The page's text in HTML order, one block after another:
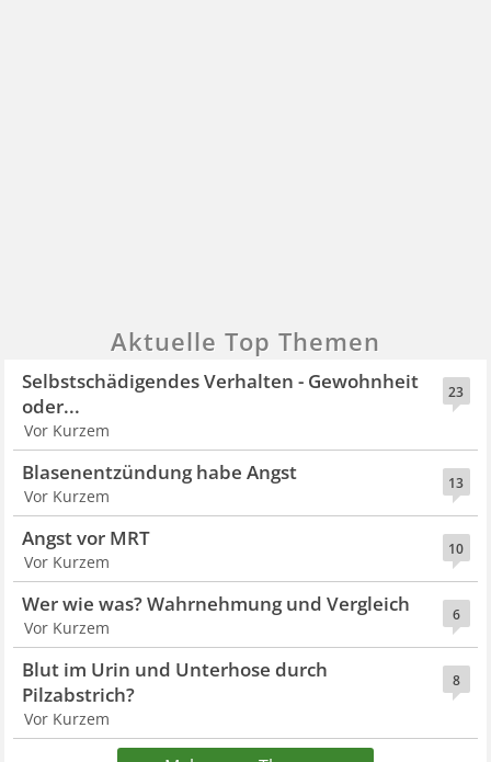
Aktuelle Top Themen
23
Selbstschädigendes Verhalten - Gewohnheit
oder...
Vor Kurzem
13
Blasenentzündung habe Angst
Vor Kurzem
10
Angst vor MRT
Vor Kurzem
6
Wer wie was? Wahrnehmung und Vergleich
Vor Kurzem
8
Blut im Urin und Unterhose durch
Pilzabstrich?
Vor Kurzem